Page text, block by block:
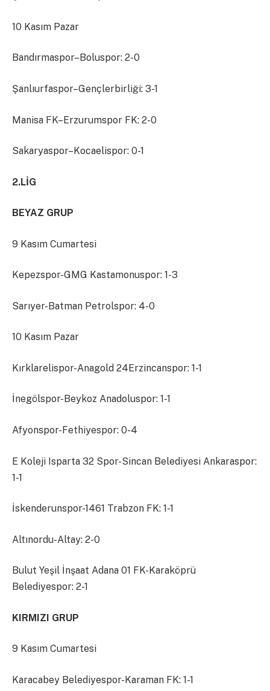
10 Kasım Pazar
Bandırmaspor–Boluspor: 2-0
Şanlıurfaspor–Gençlerbirliği: 3-1
Manisa FK–Erzurumspor FK: 2-0
Sakaryaspor–Kocaelispor: 0-1
2.LİG
BEYAZ GRUP
9 Kasım Cumartesi
Kepezspor-GMG Kastamonuspor: 1-3
Sarıyer-Batman Petrolspor: 4-0
10 Kasım Pazar
Kırklarelispor-Anagold 24Erzincanspor: 1-1
İnegölspor-Beykoz Anadoluspor: 1-1
Afyonspor-Fethiyespor: 0-4
E Koleji Isparta 32 Spor-Sincan Belediyesi Ankaraspor:
1-1
İskenderunspor-1461 Trabzon FK: 1-1
Altınordu-Altay: 2-0
Bulut Yeşil İnşaat Adana 01 FK-Karaköprü
Belediyespor: 2-1
KIRMIZI GRUP
9 Kasım Cumartesi
Karacabey Belediyespor-Karaman FK: 1-1